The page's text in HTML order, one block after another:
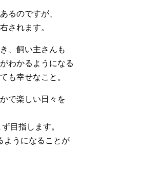
るのですが、
されます。
、飼い主さんも
わかるようになる
も幸せなこと。
で楽しい日々を
目指します。
ようになることが